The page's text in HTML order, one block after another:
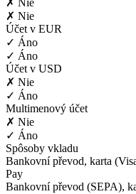
✗ Nie
✗ Nie
Účet v EUR
✓ Áno
✓ Áno
Účet v USD
✗ Nie
✓ Áno
Multimenový účet
✗ Nie
✓ Áno
Spôsoby vkladu
Bankovní převod, karta
Pay
Bankovní převod (SEPA),